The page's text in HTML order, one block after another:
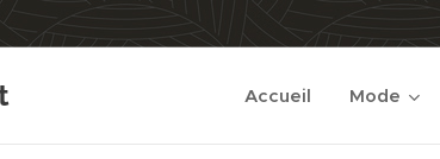
Accueil Mode